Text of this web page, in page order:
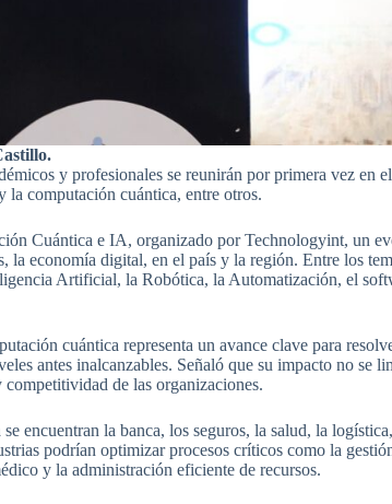
y profesionales se reunirán por primera vez en
computación cuántica, entre otros.
Cuántica e IA, organizado por Technologyint, un
la economía digital, en el país y la región. Entre los
Artificial, la Robótica, la Automatización, el
cuántica representa un avance clave para
antes inalcanzables. Señaló que su impacto no se
de las organizaciones.
encuentran la banca, los seguros, la salud, la
podrían optimizar procesos críticos como la
y la administración eficiente de recursos.